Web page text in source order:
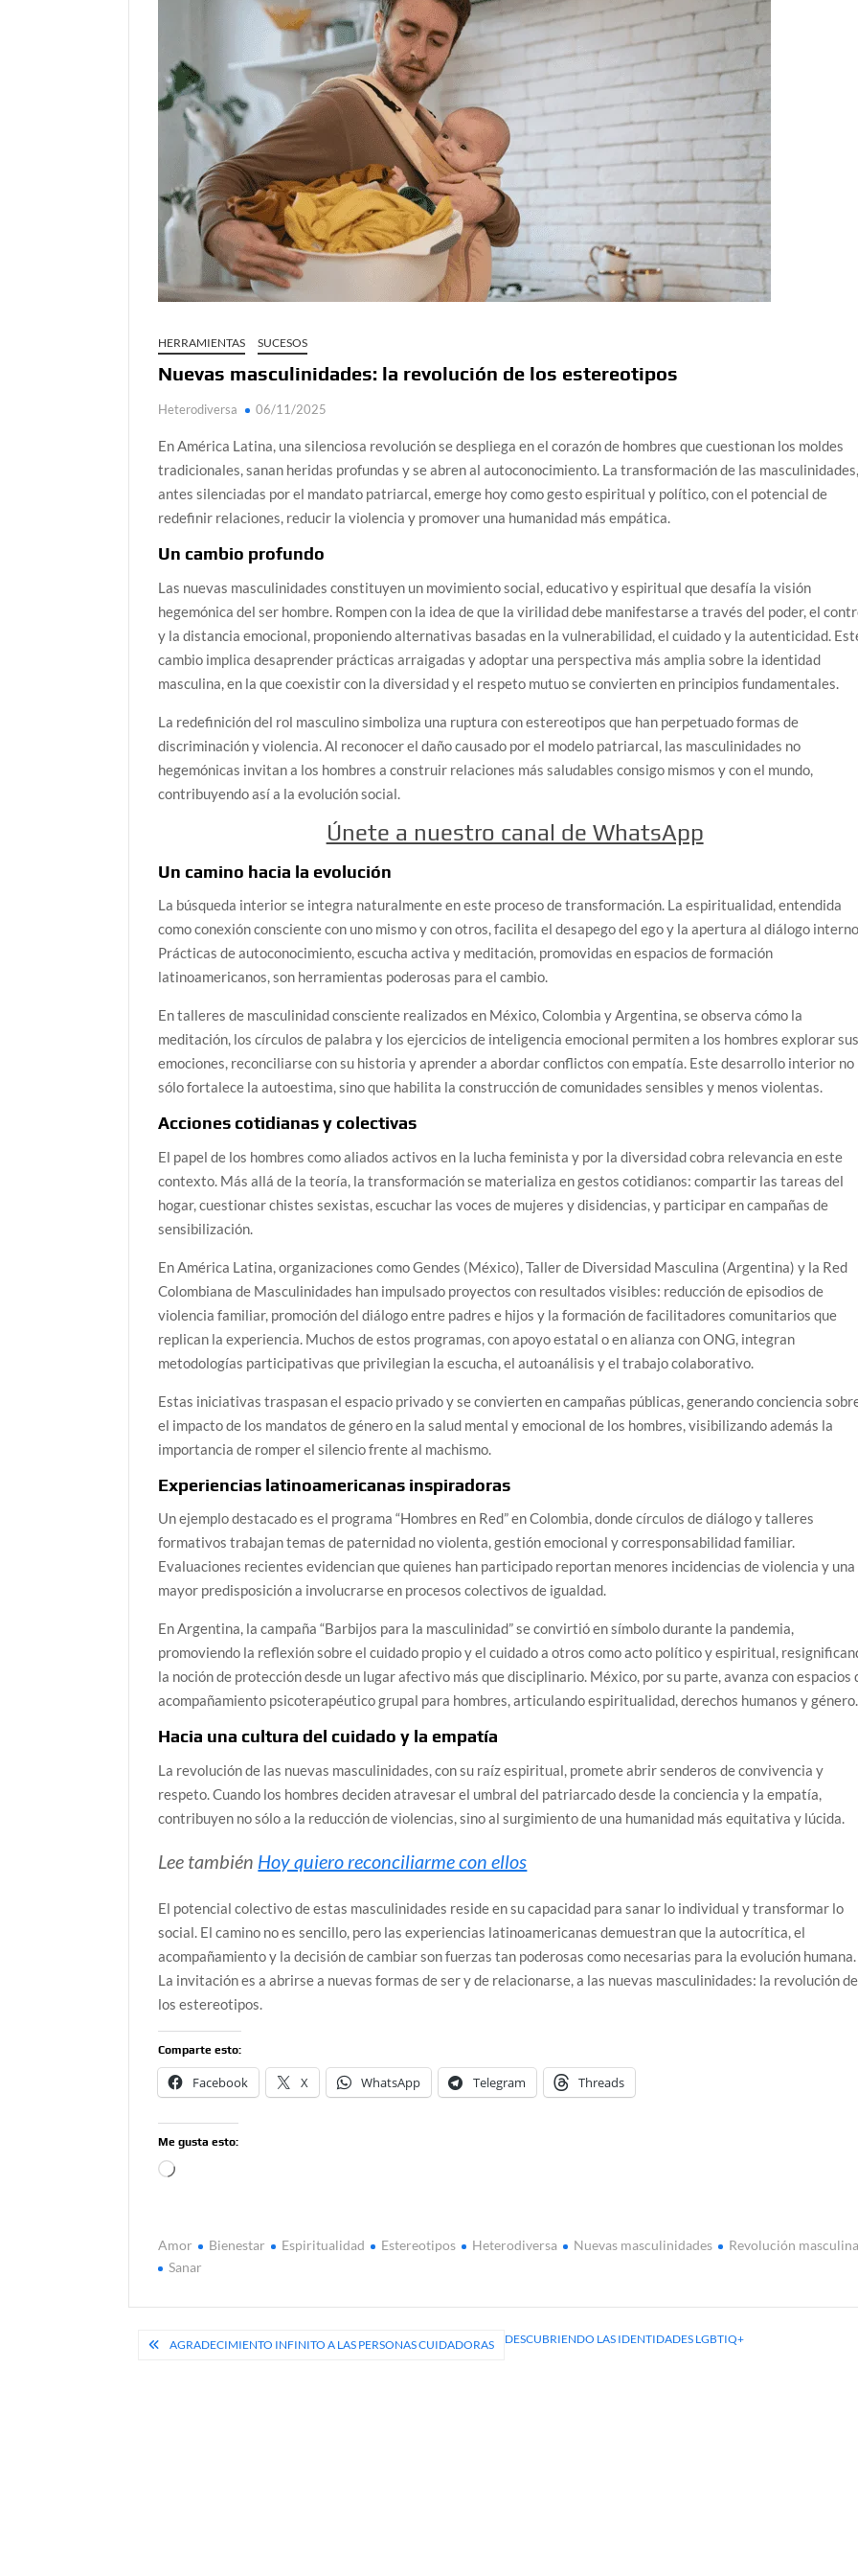
Día de Independencia 2026: de Patria Boba a Colombia polarizada
Salud mental digital: cómo frenar la ansiedad que generan las redes sociales
Denuncia por violencia sexual en Colombia: así avanza
Día del Orgullo LGBTQ+: una fecha que sigue defendiendo la dignidad humana
Solsticio de verano 2026: ciencia, energía y renovación
HERRAMIENTAS SUCESOS
Nuevas masculinidades: la revolución de los estereotipos
Heterodiversa 06/11/2025
En América Latina, una silenciosa revolución se despliega en el corazón de hombres que cuestionan los moldes
tradicionales, sanan heridas profundas y se abren al autoconocimiento. La transformación de las masculinidades,
antes silenciadas por el mandato patriarcal, emerge hoy como gesto espiritual y político, con el potencial de
redefinir relaciones, reducir la violencia y promover una humanidad más empática.
Un cambio profundo
Las nuevas masculinidades constituyen un movimiento social, educativo y espiritual que desafía la visión
hegemónica del ser hombre. Rompen con la idea de que la virilidad debe manifestarse a través del poder, el
y la distancia emocional, proponiendo alternativas basadas en la vulnerabilidad, el cuidado y la autenticidad.
cambio implica desaprender prácticas arraigadas y adoptar una perspectiva más amplia sobre la identidad
masculina, en la que coexistir con la diversidad y el respeto mutuo se convierten en principios fundamentales.
La redefinición del rol masculino simboliza una ruptura con estereotipos que han perpetuado formas de
discriminación y violencia. Al reconocer el daño causado por el modelo patriarcal, las masculinidades no
hegemónicas invitan a los hombres a construir relaciones más saludables consigo mismos y con el mundo,
contribuyendo así a la evolución social.
Únete a nuestro canal de WhatsApp
Un camino hacia la evolución
La búsqueda interior se integra naturalmente en este proceso de transformación. La espiritualidad, entendida
como conexión consciente con uno mismo y con otros, facilita el desapego del ego y la apertura al diálogo
Prácticas de autoconocimiento, escucha activa y meditación, promovidas en espacios de formación
latinoamericanos, son herramientas poderosas para el cambio.
En talleres de masculinidad consciente realizados en México, Colombia y Argentina, se observa cómo la
meditación, los círculos de palabra y los ejercicios de inteligencia emocional permiten a los hombres explorar sus
emociones, reconciliarse con su historia y aprender a abordar conflictos con empatía. Este desarrollo interior no
sólo fortalece la autoestima, sino que habilita la construcción de comunidades sensibles y menos violentas.
Acciones cotidianas y colectivas
El papel de los hombres como aliados activos en la lucha feminista y por la diversidad cobra relevancia en este
contexto. Más allá de la teoría, la transformación se materializa en gestos cotidianos: compartir las tareas del
hogar, cuestionar chistes sexistas, escuchar las voces de mujeres y disidencias, y participar en campañas de
sensibilización.
En América Latina, organizaciones como Gendes (México), Taller de Diversidad Masculina (Argentina) y la Red
Colombiana de Masculinidades han impulsado proyectos con resultados visibles: reducción de episodios de
violencia familiar, promoción del diálogo entre padres e hijos y la formación de facilitadores comunitarios que
replican la experiencia. Muchos de estos programas, con apoyo estatal o en alianza con ONG, integran
metodologías participativas que privilegian la escucha, el autoanálisis y el trabajo colaborativo.
Estas iniciativas traspasan el espacio privado y se convierten en campañas públicas, generando conciencia
el impacto de los mandatos de género en la salud mental y emocional de los hombres, visibilizando además la
importancia de romper el silencio frente al machismo.
Experiencias latinoamericanas inspiradoras
Un ejemplo destacado es el programa “Hombres en Red” en Colombia, donde círculos de diálogo y talleres
formativos trabajan temas de paternidad no violenta, gestión emocional y corresponsabilidad familiar.
Evaluaciones recientes evidencian que quienes han participado reportan menores incidencias de violencia y una
mayor predisposición a involucrarse en procesos colectivos de igualdad.
En Argentina, la campaña “Barbijos para la masculinidad” se convirtió en símbolo durante la pandemia,
promoviendo la reflexión sobre el cuidado propio y el cuidado a otros como acto político y espiritual,
la noción de protección desde un lugar afectivo más que disciplinario. México, por su parte, avanza con espacios
acompañamiento psicoterapéutico grupal para hombres, articulando espiritualidad, derechos humanos y género.
Hacia una cultura del cuidado y la empatía
La revolución de las nuevas masculinidades, con su raíz espiritual, promete abrir senderos de convivencia y
respeto. Cuando los hombres deciden atravesar el umbral del patriarcado desde la conciencia y la empatía,
contribuyen no sólo a la reducción de violencias, sino al surgimiento de una humanidad más equitativa y lúcida.
Lee también Hoy quiero reconciliarme con ellos
El potencial colectivo de estas masculinidades reside en su capacidad para sanar lo individual y transformar lo
social. El camino no es sencillo, pero las experiencias latinoamericanas demuestran que la autocrítica, el
acompañamiento y la decisión de cambiar son fuerzas tan poderosas como necesarias para la evolución humana.
La invitación es a abrirse a nuevas formas de ser y de relacionarse, a las nuevas masculinidades: la revolución de
los estereotipos.
Comparte esto:
Facebook X WhatsApp Telegram Threads
Me gusta esto:
Cargando...
Amor Bienestar Espiritualidad Estereotipos Heterodiversa Nuevas masculinidades
Revolución masculina
Sanar
Navegación
AGRADECIMIENTO INFINITO A LAS PERSONAS CUIDADORAS DESCUBRIENDO LAS IDENTIDADES LGBTIQ+